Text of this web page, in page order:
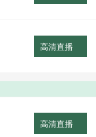
高清直播
高清直播